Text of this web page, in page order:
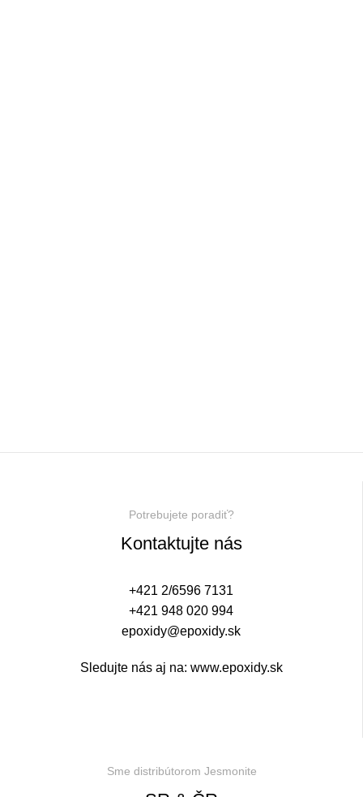
Potrebujete poradiť?
Kontaktujte nás
+421 2/6596 7131
+421 948 020 994
epoxidy@epoxidy.sk
Sledujte nás aj na: www.epoxidy.sk
Sme distribútorom Jesmonite